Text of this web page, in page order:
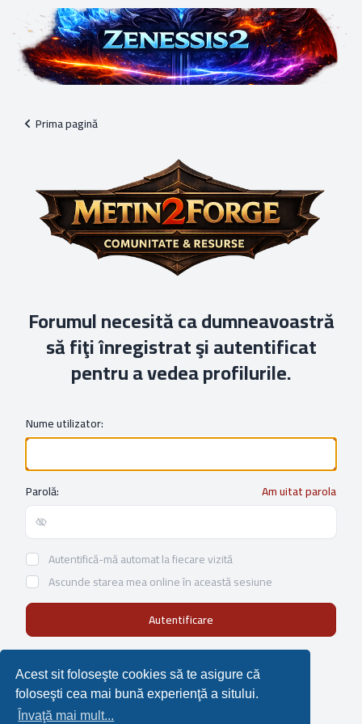
Acest sit foloseşte cookies să te asigure că
foloseşti cea mai bună experienţă a sitului.
Învaţă mai mult...
Prima pagină
Forumul necesită ca dumneavoastră
să fiţi înregistrat şi autentificat
pentru a vedea profilurile.
Nume utilizator:
Parolă: Am uitat parola
Show/hide password
Autentifică-mă automat la fiecare vizită
Ascunde starea mea online în această sesiune
Not a member?Înregistrare